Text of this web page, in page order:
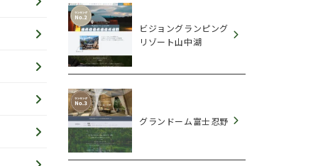
ビジョングランピング
リゾート山中湖
グランドーム富士忍野